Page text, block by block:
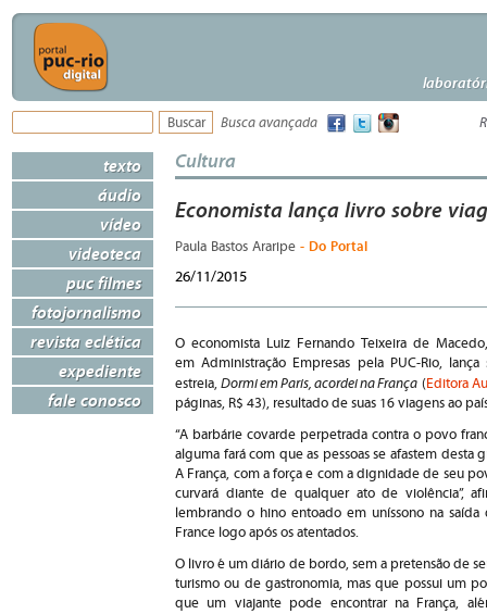
Busca avançada
texto
áudio
vídeo
videoteca
puc filmes
fotojornalismo
revista eclética
expediente
fale conosco
Cultura
Economista lança livro sobre
Paula Bastos Araripe - Do Portal
26/11/2015
O economista Luiz Fernando Teixeira de
em Administração Empresas pela PUC-Rio,
estreia,Dormi em Paris, acordei na França (Editora
páginas, R$ 43), resultado de suas 16 viagens ao
“A barbárie covarde perpetrada contra o povo
alguma fará com que as pessoas se afastem desta
A França, com a força e com a dignidade de seu
curvará diante de qualquer ato de violência”,
lembrando o hino entoado em uníssono na saída
France logo após os atentados.
O livro é um diário de bordo, sem a pretensão de
turismo ou de gastronomia, mas que possui um
que um viajante pode encontrar na França,